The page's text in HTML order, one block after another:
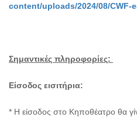
content/uploads/2024/08/CWF-
Σημαντικές πληροφορίες:
Είσοδος εισιτήρια:
* Η είσοδος στο Κηποθέατρο θα